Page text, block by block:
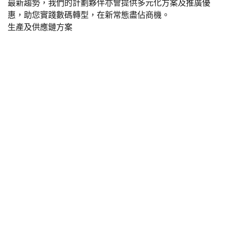
最新趨勢，我們的計劃夥伴亦會提供多元化方案及推廣優
惠，助您實踐數碼轉型，在新常態盡佔商機。
生產及供應鏈方案